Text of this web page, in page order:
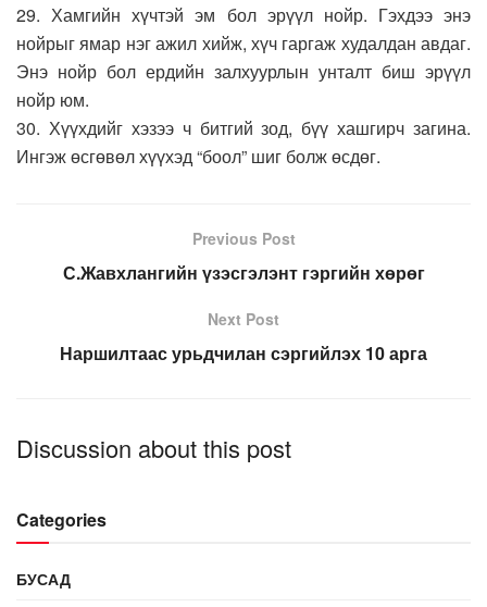
29. Хамгийн хүчтэй эм бол эрүүл нойр. Гэхдээ энэ
нойрыг ямар нэг ажил хийж, хүч гаргаж худалдан авдаг.
Энэ нойр бол ердийн залхуурлын унталт биш эрүүл
нойр юм.
30. Хүүхдийг хэзээ ч битгий зод, бүү хашгирч загина.
Ингэж өсгөвөл хүүхэд “боол” шиг болж өсдөг.
Previous Post
С.Жавхлангийн үзэсгэлэнт гэргийн хөрөг
Next Post
Наршилтаас урьдчилан сэргийлэх 10 арга
Discussion about this post
Categories
БУСАД